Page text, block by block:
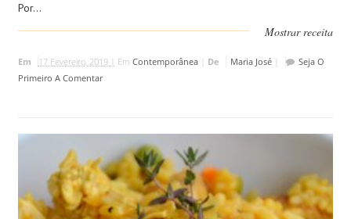
Por...
Mostrar receita
Em 17 Fevereiro, 2019 | Em Contemporânea| De Maria José|
Seja O
Primeiro A Comentar